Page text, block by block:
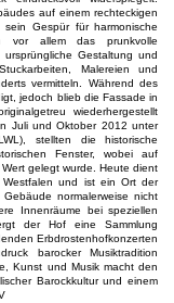
auf einem rechteckigen
Gespür für harmonische
vor allem das prunkvolle
Gestaltung und
Malereien und
vermitteln. Während des
jedoch blieb die Fassade in
wiederhergestellt
Juli und Oktober 2012 unter
stellten die historische
Fenster, wobei auf
gelegt wurde. Heute dient
Westfalen und ist ein Ort der
normalerweise nicht
Innenräume bei speziellen
der Hof eine Sammlung
Erbdrostenhofkonzerten
barocker Musiktradition
Kunst und Musik macht den
Barockkultur und einem